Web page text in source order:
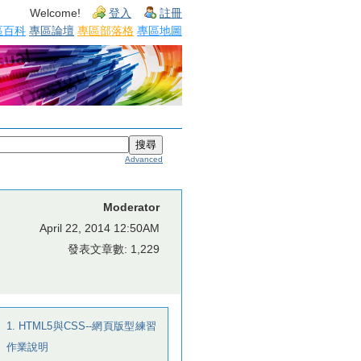
Welcome! 登入 註冊
百科 專區論壇 專區部落格 專區地圖
Advanced
Moderator
April 22, 2014 12:50AM
發表文章數: 1,229
1. HTML5與CSS--網頁版型練習
作業說明